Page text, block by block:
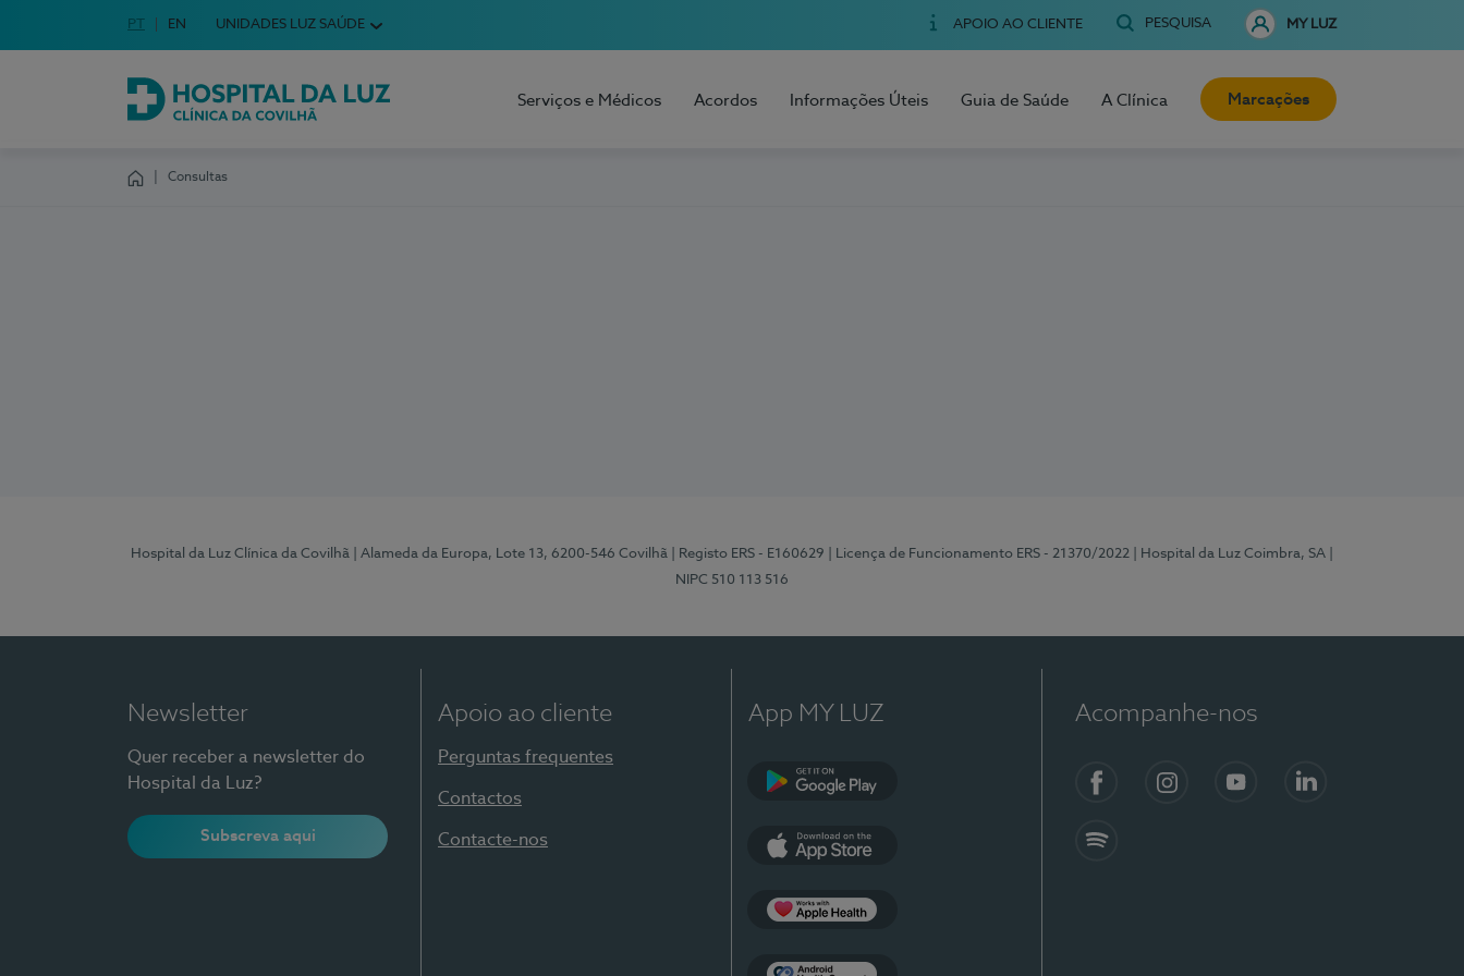
Escolha o seu idioma
Idioma em Português
PT English Language
EN UNIDADES LUZ SAÚDE APOIO AO CLIENTE PESQUISA MY LUZ
Hospital da Luz Clínica da Covilhã
Serviços e Médicos Acordos Informações Úteis Guia de Saúde A Clínica Marcações
Consultas
Hospital da Luz Clínica da Covilhã | Alameda da Europa, Lote 13, 6200-546 Covilhã | Registo ERS - E160629 | Licença de Funcionamento ERS - 21370/2022 | Hospital da Luz Coimbra, SA
NIPC 510 113 516
Newsletter
Quer receber a newsletter do
Hospital da Luz?
Subscreva aqui
Apoio ao cliente
Perguntas frequentes
Contactos
Contacte-nos
App MY LUZ Acompanhe-nos